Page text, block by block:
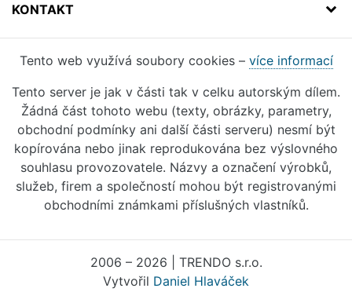
KONTAKT
Tento web využívá soubory cookies – více informací
Tento server je jak v části tak v celku autorským dílem.
Žádná část tohoto webu (texty, obrázky, parametry,
obchodní podmínky ani další části serveru) nesmí být
kopírována nebo jinak reprodukována bez výslovného
souhlasu provozovatele. Názvy a označení výrobků,
služeb, firem a společností mohou být registrovanými
obchodními známkami příslušných vlastníků.
2006 – 2026 | TRENDO s.r.o.
Vytvořil Daniel Hlaváček